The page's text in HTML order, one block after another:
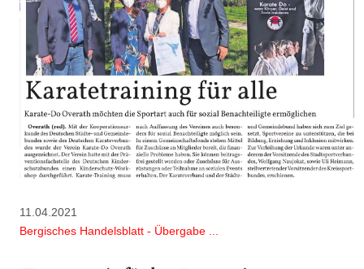
11.04.2021
Bergisches Handelsblatt - Übergabe ...